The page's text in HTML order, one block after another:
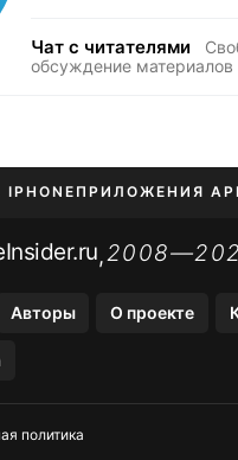
Чат с читателями
обсуждение материалов
ПРИЛОЖЕНИЯ
ПРИЛОЖЕНИЯ БЕЗ
,
Авторы О проекте
политика